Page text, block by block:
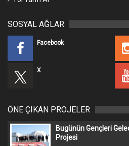
SOSYAL AĞLAR
Facebook
X
ÖNE ÇIKAN PROJELER
Bugünün Gençleri
Projesi